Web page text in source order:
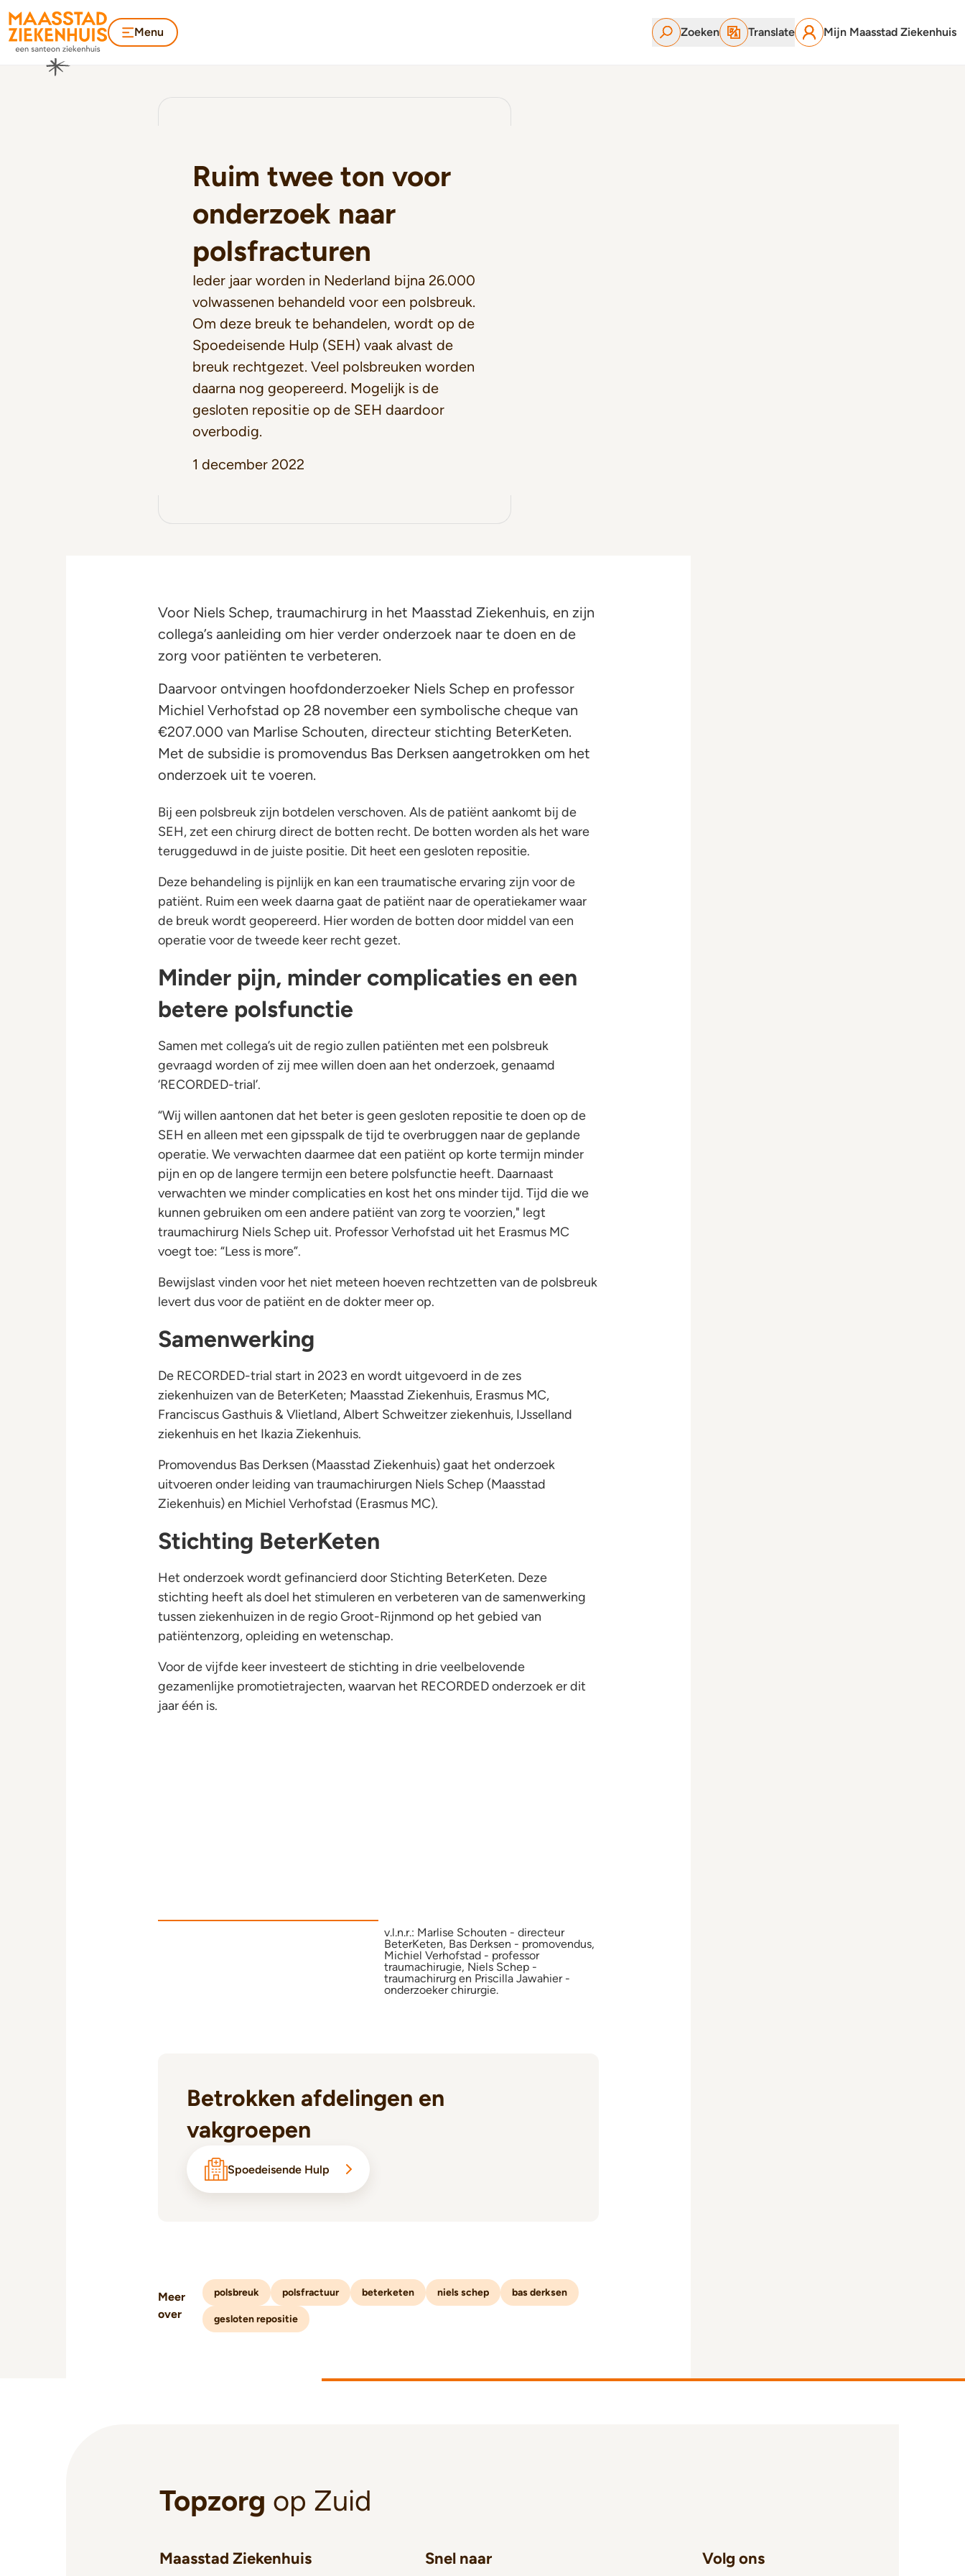
Menu Zoeken Translate Mijn Maasstad Ziekenhuis
Ruim twee ton voor
onderzoek naar
polsfracturen
Ieder jaar worden in Nederland bijna 26.000
volwassenen behandeld voor een polsbreuk.
Om deze breuk te behandelen, wordt op de
Spoedeisende Hulp (SEH) vaak alvast de
breuk rechtgezet. Veel polsbreuken worden
daarna nog geopereerd. Mogelijk is de
gesloten repositie op de SEH daardoor
overbodig.
1 december 2022
Voor Niels Schep, traumachirurg in het Maasstad Ziekenhuis, en zijn
collega’s aanleiding om hier verder onderzoek naar te doen en de
zorg voor patiënten te verbeteren.
Daarvoor ontvingen hoofdonderzoeker Niels Schep en professor
Michiel Verhofstad op 28 november een symbolische cheque van
€207.000 van Marlise Schouten, directeur stichting BeterKeten.
Met de subsidie is promovendus Bas Derksen aangetrokken om het
onderzoek uit te voeren.
Bij een polsbreuk zijn botdelen verschoven. Als de patiënt aankomt bij de
SEH, zet een chirurg direct de botten recht. De botten worden als het ware
teruggeduwd in de juiste positie. Dit heet een gesloten repositie.
Deze behandeling is pijnlijk en kan een traumatische ervaring zijn voor de
patiënt. Ruim een week daarna gaat de patiënt naar de operatiekamer waar
de breuk wordt geopereerd. Hier worden de botten door middel van een
operatie voor de tweede keer recht gezet.
Minder pijn, minder complicaties en een
betere polsfunctie
Samen met collega’s uit de regio zullen patiënten met een polsbreuk
gevraagd worden of zij mee willen doen aan het onderzoek, genaamd
‘RECORDED-trial’.
“Wij willen aantonen dat het beter is geen gesloten repositie te doen op de
SEH en alleen met een gipsspalk de tijd te overbruggen naar de geplande
operatie. We verwachten daarmee dat een patiënt op korte termijn minder
pijn en op de langere termijn een betere polsfunctie heeft. Daarnaast
verwachten we minder complicaties en kost het ons minder tijd. Tijd die we
kunnen gebruiken om een andere patiënt van zorg te voorzien," legt
traumachirurg Niels Schep uit. Professor Verhofstad uit het Erasmus MC
voegt toe: “Less is more”.
Bewijslast vinden voor het niet meteen hoeven rechtzetten van de polsbreuk
levert dus voor de patiënt en de dokter meer op.
Samenwerking
De RECORDED-trial start in 2023 en wordt uitgevoerd in de zes
ziekenhuizen van de BeterKeten; Maasstad Ziekenhuis, Erasmus MC,
Franciscus Gasthuis & Vlietland, Albert Schweitzer ziekenhuis, IJsselland
ziekenhuis en het Ikazia Ziekenhuis.
Promovendus Bas Derksen (Maasstad Ziekenhuis) gaat het onderzoek
uitvoeren onder leiding van traumachirurgen Niels Schep (Maasstad
Ziekenhuis) en Michiel Verhofstad (Erasmus MC).
Stichting BeterKeten
Het onderzoek wordt gefinancierd door Stichting BeterKeten. Deze
stichting heeft als doel het stimuleren en verbeteren van de samenwerking
tussen ziekenhuizen in de regio Groot-Rijnmond op het gebied van
patiëntenzorg, opleiding en wetenschap.
Voor de vijfde keer investeert de stichting in drie veelbelovende
gezamenlijke promotietrajecten, waarvan het RECORDED onderzoek er dit
jaar één is.
v.l.n.r.: Marlise Schouten - directeur
BeterKeten, Bas Derksen - promovendus,
Michiel Verhofstad - professor
traumachirugie, Niels Schep -
traumachirurg en Priscilla Jawahier -
onderzoeker chirurgie.
Betrokken afdelingen en
vakgroepen
Spoedeisende Hulp
Meer
over
polsbreuk polsfractuur beterketen niels schep bas derksen
gesloten repositie
Topzorg op Zuid
Maasstad Ziekenhuis Snel naar Volg ons